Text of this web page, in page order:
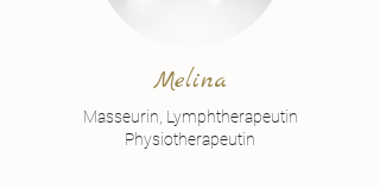
Melina
Masseurin, Lymphtherapeutin
Physiotherapeutin